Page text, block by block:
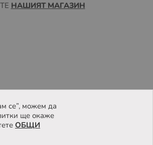
НАШИЯТ МАГАЗИН
се”, можем да
ще окаже
ОБЩИ